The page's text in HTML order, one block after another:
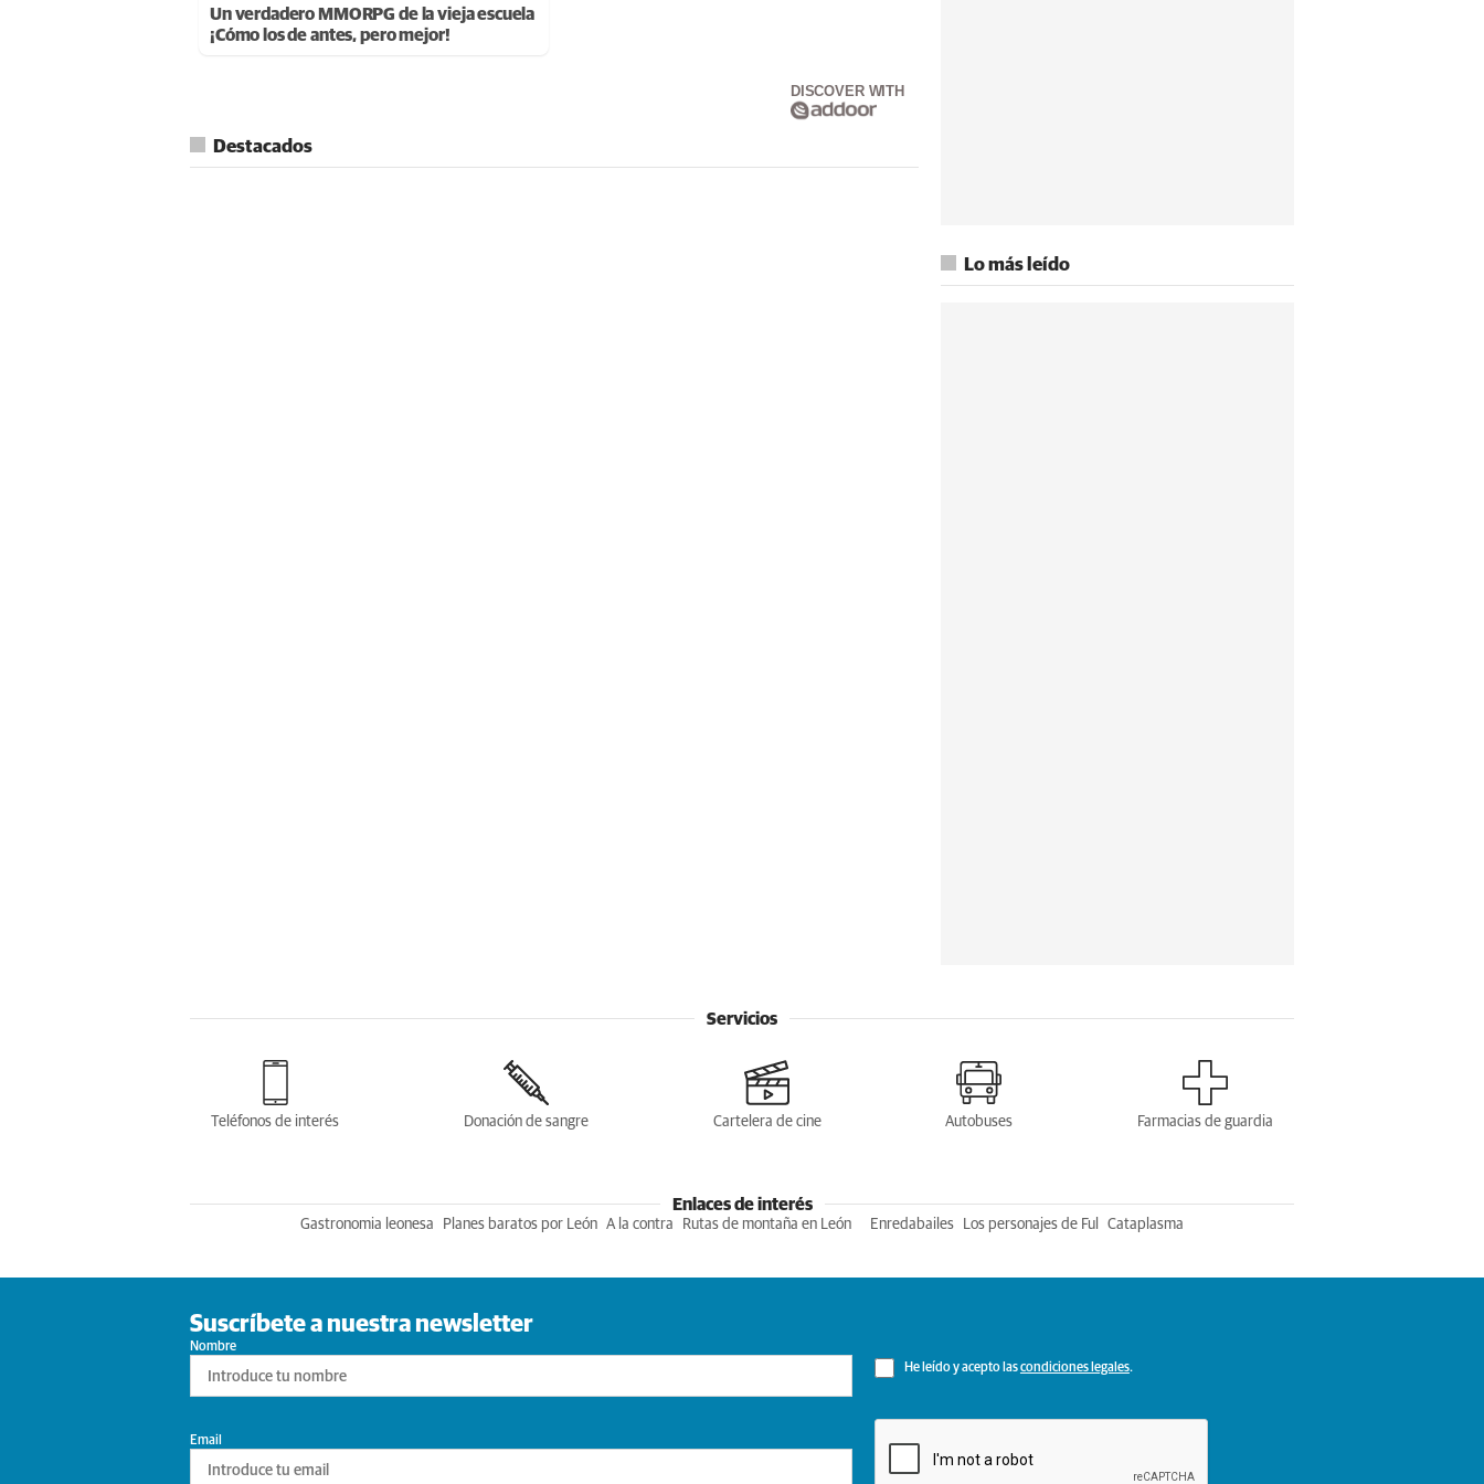
Un verdadero MMORPG de la vieja escuela
¡Cómo los de antes, pero mejor!
DISCOVER WITH
Destacados
Lo más leído
Servicios
Teléfonos de interés Donación de sangre Cartelera de cine Autobuses Farmacias de guardia
Enlaces de interés
Gastronomia leonesa Planes baratos por León A la contra Rutas de montaña en León Enredabailes Los personajes de Ful Cataplasma
Suscríbete a nuestra newsletter
Nombre
He leído y acepto lascondiciones legales.
Email